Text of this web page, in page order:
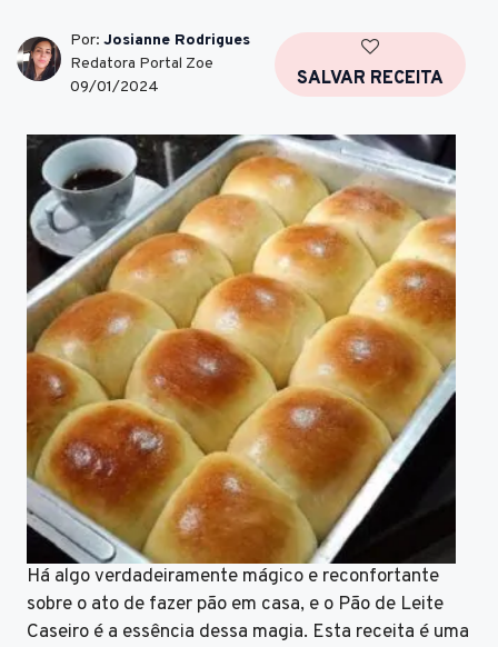
Por: Josianne Rodrigues
Redatora Portal Zoe
09/01/2024
SALVAR RECEITA
Há algo verdadeiramente mágico e reconfortante
sobre o ato de fazer pão em casa, e o Pão de Leite
Caseiro é a essência dessa magia. Esta receita é uma